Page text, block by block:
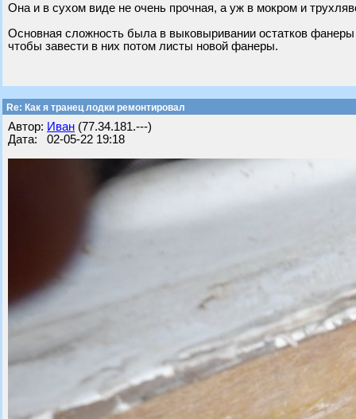
Она и в сухом виде не очень прочная, а уж в мокром и
Основная сложность была в выковыривании остатков
чтобы завести в них потом листы новой фанеры.
Re: Как я транец лодки ремонтировал
Автор: Иван (77.34.181.---)
Дата: 02-05-22 19:18